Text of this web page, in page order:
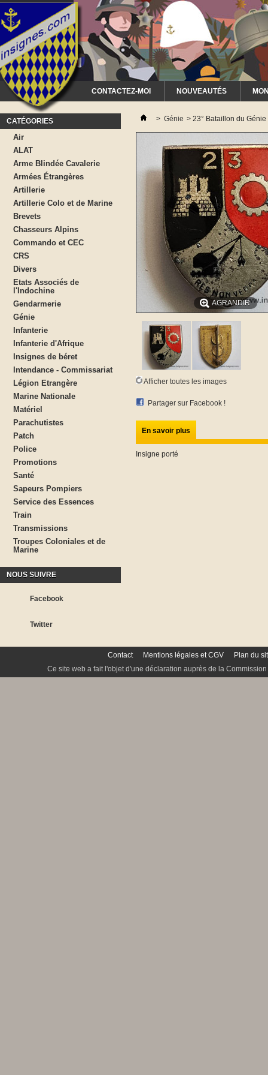
CONTACTEZ-MOI NOUVEAUTÉS
CATÉGORIES
Air
ALAT
Arme Blindée Cavalerie
Armées Étrangères
Artillerie
Artillerie Colo et de Marine
Brevets
Chasseurs Alpins
Commando et CEC
CRS
Divers
Etats Associés de
l'Indochine
Gendarmerie
Génie
Infanterie
Infanterie d'Afrique
Insignes de béret
Intendance - Commissariat
Légion Etrangère
Marine Nationale
Matériel
Parachutistes
Patch
Police
Promotions
Santé
Sapeurs Pompiers
Service des Essences
Train
Transmissions
Troupes Coloniales et de
Marine
NOUS SUIVRE
Facebook
Twitter
> Génie > 23° Bataillon du
AGRANDIR
Afficher toutes les images
Partager sur Facebook !
En savoir plus
Insigne porté
Contact Mentions légales et CGV
Plan du
Ce site web a fait l'objet d'une déclaration auprès de la